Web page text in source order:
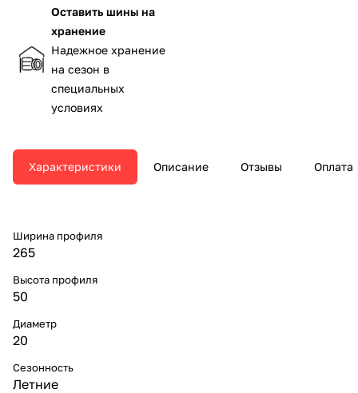
Оставить шины на
хранение
Надежное хранение
на сезон в
специальных
условиях
Характеристики Описание Отзывы Оплата
Ширина профиля
265
Высота профиля
50
Диаметр
20
Сезонность
Летние